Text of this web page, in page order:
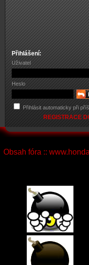
Přihlášení:
Uživatel
Heslo
Přihlásit automaticky při
REGISTRACE
Obsah fóra ::